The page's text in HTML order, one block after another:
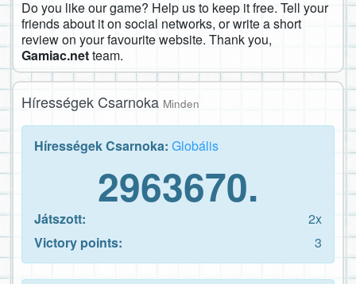
Do you like our game? Help us to keep it free. Tell your
friends about it on social networks, or write a short
review on your favourite website. Thank you,
Gamiac.netteam.
Hírességek Csarnoka Minden
Hírességek Csarnoka: Globális
2963670.
Játszott:
2x
Victory points:
3